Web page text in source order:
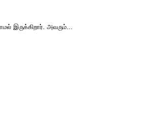
இருக்கிறார். அவரும்...